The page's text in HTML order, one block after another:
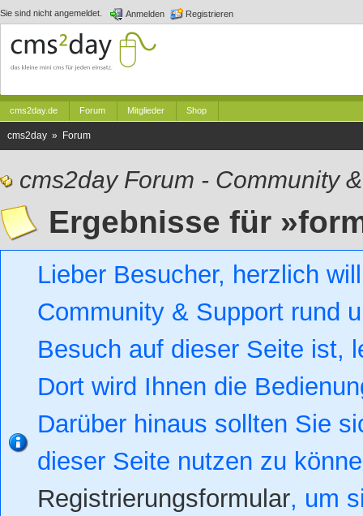
Sie sind nicht angemeldet. Anmelden Registrieren
cms2day.de Forum Mitglieder Shop
cms2day » Forum
cms2day Forum - Community
Ergebnisse für
Lieber Besucher, herzlich
Community & Support rund
Besuch auf dieser Seite ist,
Dort wird Ihnen die
Darüber hinaus sollten Sie
dieser Seite nutzen zu
Registrierungsformular, um